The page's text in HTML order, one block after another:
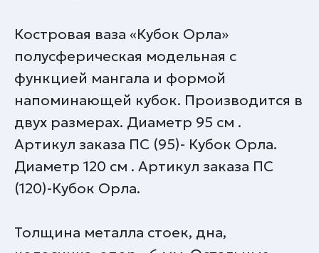
Костровая ваза «Кубок Орла»
полусферическая модельная с
функцией мангала и формой
напоминающей кубок. Производится в
двух размерах. Диаметр 95 см .
Артикул заказа ПС (95)- Кубок Орла.
Диаметр 120 см . Артикул заказа ПС
(120)-Кубок Орла.
Толщина металла стоек, дна,